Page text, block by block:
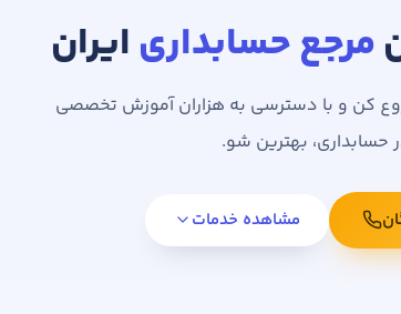
مرجع حسابداری ایران
کن و با دسترسی به هزاران آموزش تخصصی
بهترین شو.
مشاهده خدمات